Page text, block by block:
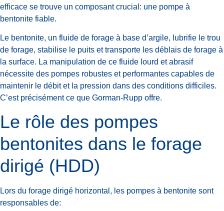
efficace se trouve un composant crucial: une pompe à
bentonite fiable.
Le bentonite, un fluide de forage à base d’argile, lubrifie le trou
de forage, stabilise le puits et transporte les déblais de forage à
la surface. La manipulation de ce fluide lourd et abrasif
nécessite des pompes robustes et performantes capables de
maintenir le débit et la pression dans des conditions difficiles.
C’est précisément ce que Gorman-Rupp offre.
Le rôle des pompes
bentonites dans le forage
dirigé (HDD)
Lors du forage dirigé horizontal, les pompes à bentonite sont
responsables de: